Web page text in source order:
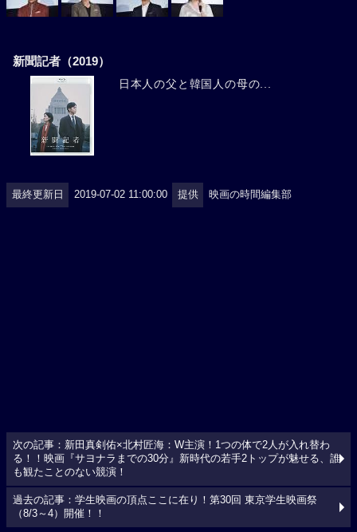
新聞記者（2019）
日本人の父と韓国人の母の...
最終更新日 2019-07-02 11:00:00 提供 映画の時間編集部
次の記事：新田真剣佑×北村匠海：W主演！1つの体で2人が入れ替わ
る！！映画『サヨナラまでの30分』新時代の若手2トップが魅せる、誰
も観たことのない競演！
過去の記事：学生映画の頂点ここに在り！第30回 東京学生映画祭
（8/3～4）開催！！